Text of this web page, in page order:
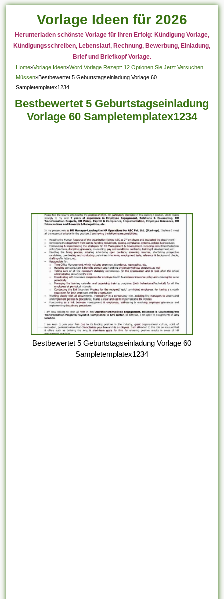
Vorlage Ideen für 2026
Herunterladen schönste Vorlage für ihren Erfolg: Kündigung Vorlage,
Kündigungsschreiben, Lebenslauf, Rechnung, Bewerbung, Einladung,
Brief und Briefkopf Vorlage.
Home»Vorlage Ideen»Word Vorlage Rezept: 12 Optionen Sie Jetzt Versuchen
Müssen»Bestbewertet 5 Geburtstagseinladung Vorlage 60
Sampletemplatex1234
Bestbewertet 5 Geburtstagseinladung
Vorlage 60 Sampletemplatex1234
Bestbewertet 5 Geburtstagseinladung Vorlage 60
Sampletemplatex1234